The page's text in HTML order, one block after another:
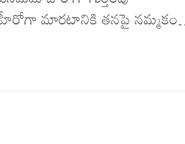
హీరోగా మారటానికి తనపై